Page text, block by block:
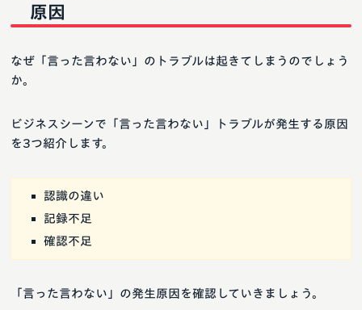
原因
なぜ「言った言わない」のトラブルは起きてしまうのでしょう
か。
ビジネスシーンで「言った言わない」トラブルが発生する原因
を3つ紹介します。
認識の違い
記録不足
確認不足
「言った言わない」の発生原因を確認していきましょう。